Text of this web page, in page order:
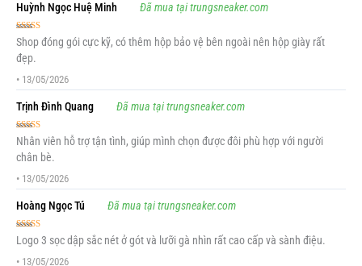
Huỳnh Ngọc Huệ Minh Đã mua tại trungsneaker.com
Được xếp
hạng5 5 sao
Shop đóng gói cực kỹ, có thêm hộp bảo vệ bên ngoài nên hộp giày rất
đẹp.
• 13/05/2026
Trịnh Đình Quang Đã mua tại trungsneaker.com
Được xếp
hạng5 5 sao
Nhân viên hỗ trợ tận tình, giúp mình chọn được đôi phù hợp với người
chân bè.
• 13/05/2026
Hoàng Ngọc Tú Đã mua tại trungsneaker.com
Được xếp
hạng55 sao
Logo 3 sọc dập sắc nét ở gót và lưỡi gà nhìn rất cao cấp và sành điệu.
• 13/05/2026